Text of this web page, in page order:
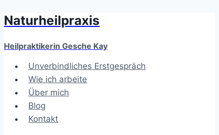
Zum
springen
Naturheilpraxis
Heilpraktikerin Gesche Kay
Unverbindliches Erstgespräch
Wie ich arbeite
Über mich
Blog
Kontakt